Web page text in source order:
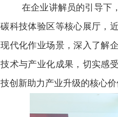
在企业讲解员的引导下
碳科技体验区等核心展厅，
现代化作业场景，深入了解
技术与产业化成果，切实感
技创新助力产业升级的核心价